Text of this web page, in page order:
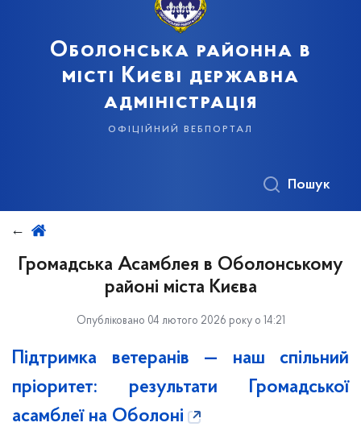
Оболонська районна в
місті Києві державна
адміністрація
офіційний вебпортал
Пошук
Громадська Асамблея в Оболонському
районі міста Києва
Опубліковано 04 лютого 2026 року о 14:21
Підтримка ветеранів — наш спільний
пріоритет: результати Громадської
асамблеї на Оболоні